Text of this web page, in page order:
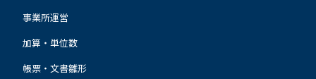
事業所運営
加算・単位数
帳票・文書雛形